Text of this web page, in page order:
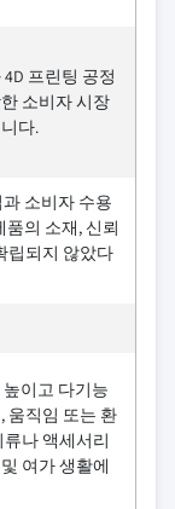
프린팅 공정
소비자 시장
다.
소비자 수용
품의 소재, 신뢰
립되지 않았다
이고 다기능
움직임 또는 환
나 액세서리
여가 생활에